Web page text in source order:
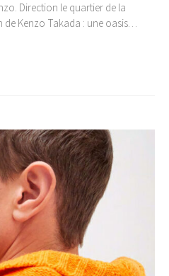
Direction le quartier de la
de Kenzo Takada : une oasis…